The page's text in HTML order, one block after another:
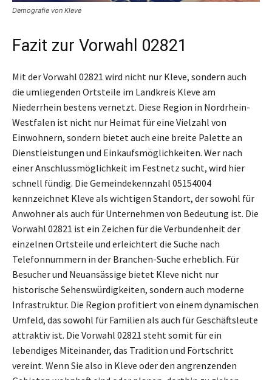
Demografie von Kleve
Fazit zur Vorwahl 02821
Mit der Vorwahl 02821 wird nicht nur Kleve, sondern auch
die umliegenden Ortsteile im Landkreis Kleve am
Niederrhein bestens vernetzt. Diese Region in Nordrhein-
Westfalen ist nicht nur Heimat für eine Vielzahl von
Einwohnern, sondern bietet auch eine breite Palette an
Dienstleistungen und Einkaufsmöglichkeiten. Wer nach
einer Anschlussmöglichkeit im Festnetz sucht, wird hier
schnell fündig. Die Gemeindekennzahl 05154004
kennzeichnet Kleve als wichtigen Standort, der sowohl für
Anwohner als auch für Unternehmen von Bedeutung ist. Die
Vorwahl 02821 ist ein Zeichen für die Verbundenheit der
einzelnen Ortsteile und erleichtert die Suche nach
Telefonnummern in der Branchen-Suche erheblich. Für
Besucher und Neuansässige bietet Kleve nicht nur
historische Sehenswürdigkeiten, sondern auch moderne
Infrastruktur. Die Region profitiert von einem dynamischen
Umfeld, das sowohl für Familien als auch für Geschäftsleute
attraktiv ist. Die Vorwahl 02821 steht somit für ein
lebendiges Miteinander, das Tradition und Fortschritt
vereint. Wenn Sie also in Kleve oder den angrenzenden